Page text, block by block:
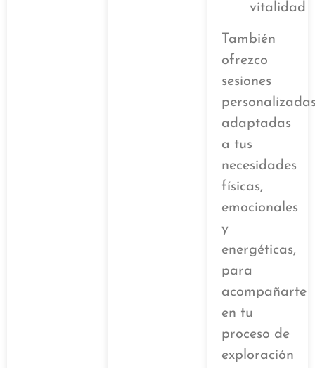
vitalidad
También
ofrezco
sesiones
adaptadas
a tus
necesidades
físicas,
emocionales
y
energéticas,
para
acompañarte
en tu
proceso de
exploración